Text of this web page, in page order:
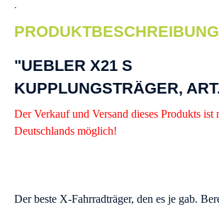
PRODUKTBESCHREIBUNG
"UEBLER X21 S
KUPPLUNGSTRÄGER,
Der Verkauf und Versand dieses Produkts ist
Deutschlands möglich!
Der beste X-Fahrradträger, den es je gab.